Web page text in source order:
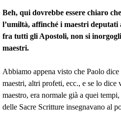
Beh, qui dovrebbe essere chiaro
l’umiltà, affinché i maestri
fra tutti gli Apostoli, non si
maestri.
Abbiamo appena visto che Paolo
maestri, altri profeti, ecc., e se lo
maestro, era normale già a quei
delle Sacre Scritture insegnavano al